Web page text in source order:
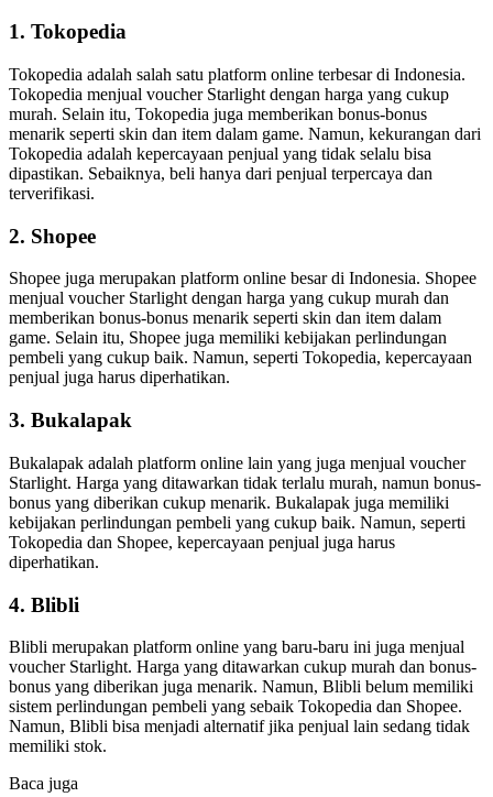
1. Tokopedia
Tokopedia adalah salah satu platform online terbesar di Indonesia.
Tokopedia menjual voucher Starlight dengan harga yang cukup
murah. Selain itu, Tokopedia juga memberikan bonus-bonus
menarik seperti skin dan item dalam game. Namun, kekurangan dari
Tokopedia adalah kepercayaan penjual yang tidak selalu bisa
dipastikan. Sebaiknya, beli hanya dari penjual terpercaya dan
terverifikasi.
2. Shopee
Shopee juga merupakan platform online besar di Indonesia. Shopee
menjual voucher Starlight dengan harga yang cukup murah dan
memberikan bonus-bonus menarik seperti skin dan item dalam
game. Selain itu, Shopee juga memiliki kebijakan perlindungan
pembeli yang cukup baik. Namun, seperti Tokopedia, kepercayaan
penjual juga harus diperhatikan.
3. Bukalapak
Bukalapak adalah platform online lain yang juga menjual voucher
Starlight. Harga yang ditawarkan tidak terlalu murah, namun bonus-
bonus yang diberikan cukup menarik. Bukalapak juga memiliki
kebijakan perlindungan pembeli yang cukup baik. Namun, seperti
Tokopedia dan Shopee, kepercayaan penjual juga harus
diperhatikan.
4. Blibli
Blibli merupakan platform online yang baru-baru ini juga menjual
voucher Starlight. Harga yang ditawarkan cukup murah dan bonus-
bonus yang diberikan juga menarik. Namun, Blibli belum memiliki
sistem perlindungan pembeli yang sebaik Tokopedia dan Shopee.
Namun, Blibli bisa menjadi alternatif jika penjual lain sedang tidak
memiliki stok.
Baca juga